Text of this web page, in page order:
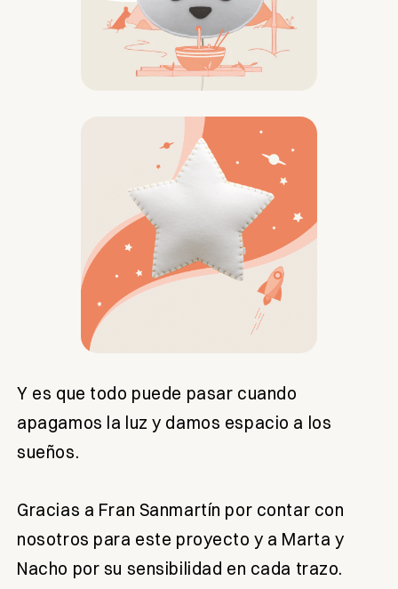
Y es que todo puede pasar cuando
apagamos la luz y damos espacio a los
sueños.
Gracias a Fran Sanmartín por contar con
nosotros para este proyecto y a Marta y
Nacho por su sensibilidad en cada trazo.